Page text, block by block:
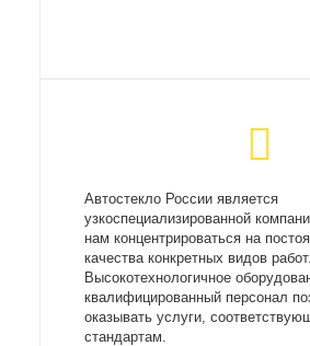
Автостекло России является
узкоспециализированной
нам концентрироваться на
качества конкретных видов работ.
Высокотехнологичное
квалифицированный персонал
оказывать услуги,
стандартам.